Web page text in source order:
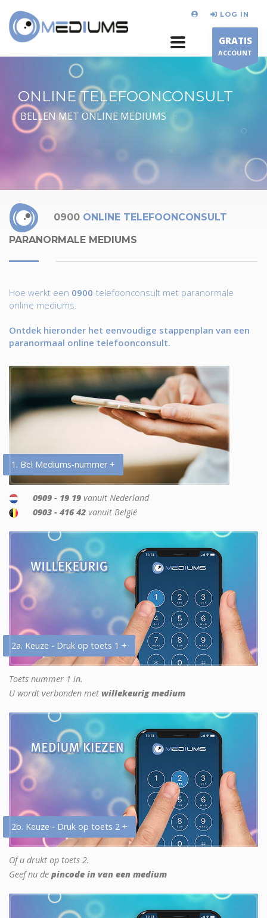
LOG IN
GRATIS
ACCOUNT
ONLINE TELEFOONCONSULT
BELLEN MET ONLINE MEDIUMS
0900 ONLINE TELEFOONCONSULT
PARANORMALE MEDIUMS
Hoe werkt een 0900-telefoonconsult met paranormale
online mediums.
Ontdek hieronder het eenvoudige stappenplan van een
paranormaal online telefoonconsult.
1. Bel Mediums-nummer +
0909 - 19 19 vanuit Nederland
0903 - 416 42 vanuit België
2a. Keuze - Druk op toets 1 +
Toets nummer 1 in.
U wordt verbonden met willekeurig medium
2b. Keuze - Druk op toets 2 +
Of u drukt op toets 2.
Geef nu de pincode in van een medium